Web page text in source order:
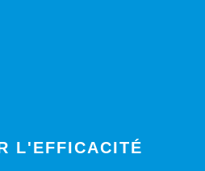
L'EFFICACITÉ